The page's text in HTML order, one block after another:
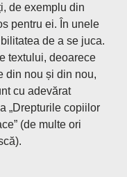
de exemplu din
pentru ei. În unele
de a se juca.
textului, deoarece
din nou și din nou,
cu adevărat
„Drepturile copiilor
(de multe ori